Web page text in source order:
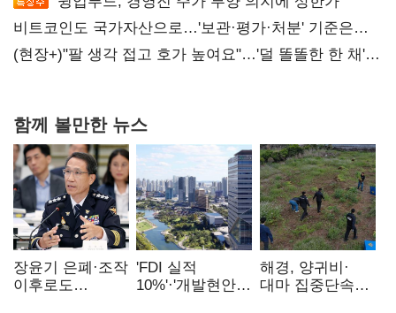
비트코인도 국가자산으로…'보관·평가·처분' 기준은
숙제
(현장+)"팔 생각 접고 호가 높여요"…'덜 똘똘한 한 채'
함께 볼만한 뉴스
장윤기 은폐·조작
이후로도
'FDI 실적
10%'·'개발현안
해경, 양귀비·
대마 집중단속…